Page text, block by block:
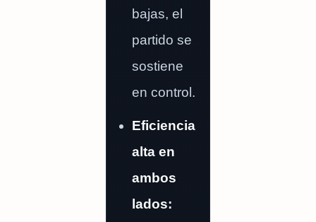
bajas, el
partido se
sostiene
en control.
Eficiencia
alta en
ambos
lados: